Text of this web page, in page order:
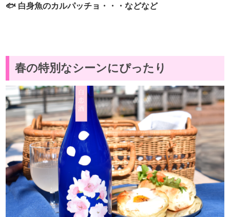
🐟 白身魚のカルパッチョ・・・などなど
春の特別なシーンにぴったり